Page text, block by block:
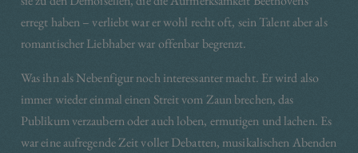
erregt haben – verliebt war er wohl recht oft, sein Talent aber als
romantischer Liebhaber war offenbar begrenzt.
Was ihn als Nebenfigur noch interessanter macht. Er wird also
immer wieder einmal einen Streit vom Zaun brechen, das
Publikum verzaubern oder auch loben, ermutigen und lachen. Es
war eine aufregende Zeit voller Debatten, musikalischen Abenden